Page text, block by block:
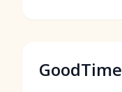
GoodTime